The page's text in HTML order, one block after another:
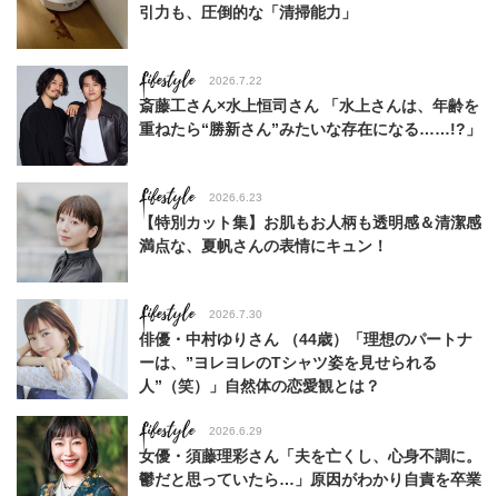
引力も、圧倒的な「清掃能力」
Lifestyle 2026.7.22
斎藤工さん×水上恒司さん 「水上さんは、年齢を
重ねたら“勝新さん”みたいな存在になる……!?」
Lifestyle 2026.6.23
【特別カット集】お肌もお人柄も透明感＆清潔感
満点な、夏帆さんの表情にキュン！
Lifestyle 2026.7.30
俳優・中村ゆりさん （44歳）「理想のパートナ
ーは、”ヨレヨレのTシャツ姿を見せられる
人”（笑）」自然体の恋愛観とは？
Lifestyle 2026.6.29
女優・須藤理彩さん「夫を亡くし、心身不調に。
鬱だと思っていたら…」原因がわかり自責を卒業